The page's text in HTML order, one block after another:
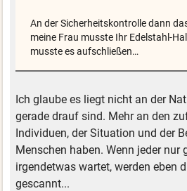
An der Sicherheitskontrolle dann
meine Frau musste Ihr Edelstahl-
musste es aufschließen…
Ich glaube es liegt nicht an der
gerade drauf sind. Mehr an den
Individuen, der Situation und der
Menschen haben. Wenn jeder nur
irgendetwas wartet, werden eben
gescannt...